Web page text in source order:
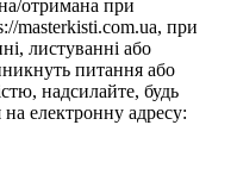
отримана при
masterkisti.com.ua, при
листуванні або
питання або
надсилайте, будь
електронну адресу: